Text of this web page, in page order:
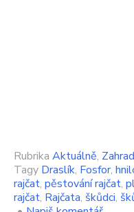
Rubrika Aktuálně,
Tagy Draslík, Fosfor,
rajčat, pěstování rajčat,
rajčat, Rajčata, škůdci,